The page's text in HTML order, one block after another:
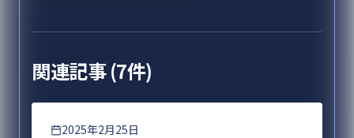
関連記事 (7件)
Eコマース
2025年2月25日